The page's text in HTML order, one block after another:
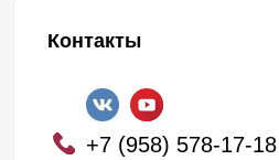
Контакты
+7 (958) 578-17-18